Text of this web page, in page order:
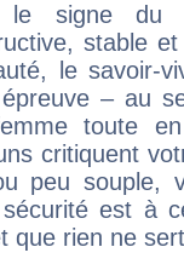
le signe du
stable
le savoir-
– au
toute
critiquent
peu souple,
est à
que rien ne